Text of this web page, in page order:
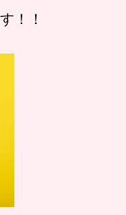
！！